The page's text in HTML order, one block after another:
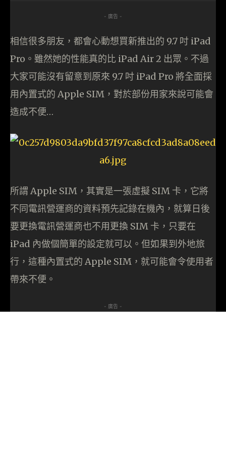
- 廣告 -
相信很多朋友，都會心動想買新推出的 9.7 吋 iPad
Pro。雖然她的性能真的比 iPad Air 2 出眾。不過
大家可能沒有留意到原來 9.7 吋 iPad Pro 將全面採
用內置式的 Apple SIM，對於部份用家來說可能會
造成不便…
所謂 Apple SIM，其實是一張虛擬 SIM 卡，它將
不同電訊營運商的資料預先記錄在機內，就算日後
要更換電訊營運商也不用更換 SIM 卡，只要在
iPad 內做個簡單的設定就可以。但如果到外地旅
行，這種內置式的 Apple SIM，就可能會令使用者
帶來不便。
- 廣告 -